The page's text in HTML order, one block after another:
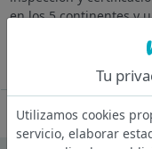
en los 5 continentes y
Hemos
Tu
Utilizamos cookies
servicio, elaborar